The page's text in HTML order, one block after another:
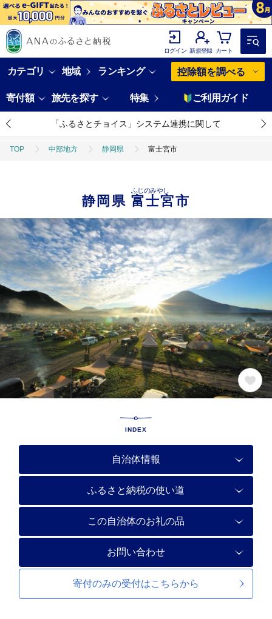
ログイン 新規登録 カート
カテゴリ 地域 ランキング 控除額を調べる
寄付額 旅先を探す 特集 ご利用ガイド
「ふるさとチョイス」システム連携に関して
TOP 中部地方 静岡県 富士宮市
静岡県 富士宮市
ふじのみやし
INDEX
自治体情報
ふるさと納税の使い道
この自治体のお礼の品
お問い合わせ
寄付のみの受付はこちらから